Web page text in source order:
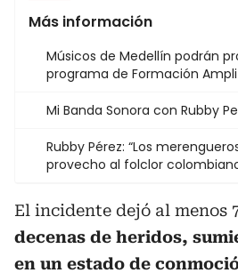
Más información
Músicos de Medellín podrán
programa de Formación
Mi Banda Sonora con Rubby
Rubby Pérez: “Los
provecho al folclor
El incidente dejó al menos
decenas de heridos,
en un estado de